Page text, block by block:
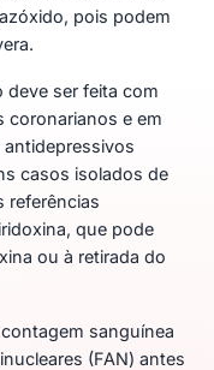
pois podem
deve ser feita com
coronarianos e em
antidepressivos
casos isolados de
referências
que pode
ou à retirada do
sanguínea
(FAN) antes